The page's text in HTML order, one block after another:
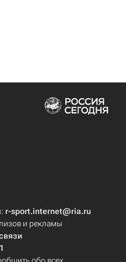
r-sport.internet@ria.ru
и рекламы